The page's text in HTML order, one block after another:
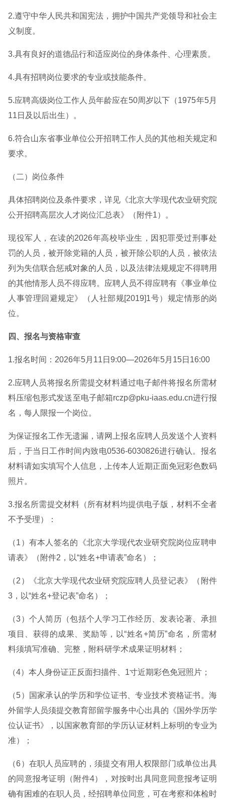
2.遵守中华人民共和国宪法，拥护中国共产党领导和社会主
义制度。
3.具有良好的道德品行和适应岗位的身体条件、心理素质。
4.具有招聘岗位要求的专业或技能条件。
5.应聘高级岗位工作人员年龄应在50周岁以下（1975年5月
11日及以后出生）。
6.符合山东省事业单位公开招聘工作人员的其他相关规定和
要求。
（二）岗位条件
具体招聘岗位及条件要求，详见《北京大学现代农业研究院
公开招聘高层次人才岗位汇总表》（附件1）。
现役军人，在读的2026年高校毕业生，因犯罪受过刑事处
罚的人员，被开除党籍的人员，被开除公职的人员，被依法
列为失信联合惩戒对象的人员，以及法律法规规定不得聘用
的其他情形人员不得应聘。应聘人员不得应聘有《事业单位
人事管理回避规定》（人社部规[2019]1号）规定情形的岗
位。
四、报名与资格审查
1.报名时间：2026年5月11日9:00—2026年5月15日16:00
2.应聘人员将报名所需提交材料通过电子邮件将报名所需材
料压缩包形式发送至电子邮箱rczp@pku-iaas.edu.cn进行报
名，每人限报一个岗位。
为保证报名工作无遗漏，请网上报名应聘人员发送个人资料
后，于当日工作时间内致电0536-6030826进行确认。报名
材料请如实填写个人信息，上传本人近期正面免冠彩色数码
照片。
3.报名所需提交材料（所有材料均提供电子版，材料不全者
不予受理）：
（1）有本人签名的《北京大学现代农业研究院岗位应聘申
请表》（附件2，以“姓名+申请表”命名）；
（2）《北京大学现代农业研究院应聘人员登记表》（附件
3，以“姓名+登记表”命名）；
（3）个人简历（包括个人学习工作经历、发表论著、承担
项目、获得的成果、奖励等，以“姓名+简历”命名，所需材
料须填写准确、完整，附科研学术成果证明材料；
（4）本人身份证正反面扫描件、1寸近期彩色免冠照片；
（5）国家承认的学历和学位证书、专业技术资格证书。海
外留学人员须提交教育部留学服务中心出具的《国外学历学
位认证书》，以国家教育部的学历认证材料上标明的专业为
准）；
（6）在职人员应聘的，须提交有用人权限部门或单位出具
的同意报考证明（附件4），对按时出具同意同意报考证明
确有困难的在职人员，经招聘单位同意，可在考察和体检时